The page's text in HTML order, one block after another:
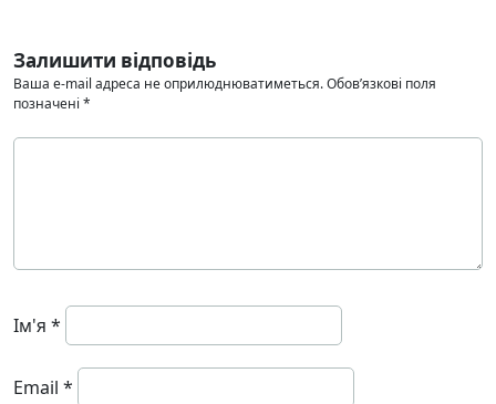
Залишити відповідь
Ваша e-mail адреса не оприлюднюватиметься.Обов’язкові поля
позначені *
Ім'я *
Email *